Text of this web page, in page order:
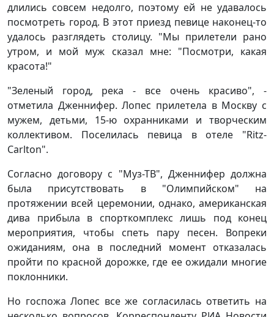
длились совсем недолго, поэтому ей не удавалось
посмотреть город. В этот приезд певице наконец-то
удалось разглядеть столицу. "Мы прилетели рано
утром, и мой муж сказал мне: "Посмотри, какая
красота!"
"Зеленый город, река - все очень красиво", -
отметила Дженнифер. Лопес прилетела в Москву с
мужем, детьми, 15-ю охранниками и творческим
коллективом. Поселилась певица в отеле "Ritz-
Carlton".
Согласно договору с "Муз-ТВ", Дженнифер должна
была присутствовать в "Олимпийском" на
протяжении всей церемонии, однако, американская
дива прибыла в спорткомплекс лишь под конец
мероприятия, чтобы спеть пару песен. Вопреки
ожиданиям, она в последний момент отказалась
пройти по красной дорожке, где ее ожидали многие
поклонники.
Но госпожа Лопес все же согласилась ответить на